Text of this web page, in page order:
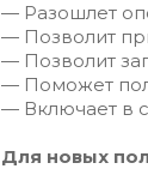
— Разошлет
— Позволит
— Позволит
— Поможет
— Включает в
Для новых